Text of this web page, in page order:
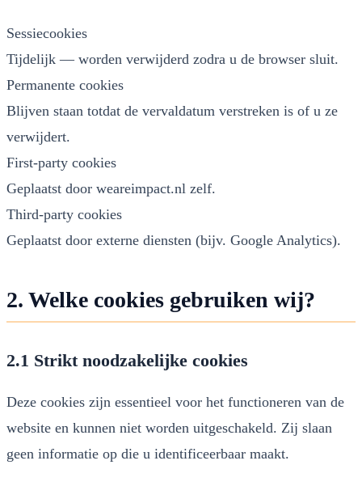
Sessiecookies
Tijdelijk — worden verwijderd zodra u de browser sluit.
Permanente cookies
Blijven staan totdat de vervaldatum verstreken is of u ze
verwijdert.
First-party cookies
Geplaatst door weareimpact.nl zelf.
Third-party cookies
Geplaatst door externe diensten (bijv. Google Analytics).
2. Welke cookies gebruiken wij?
2.1 Strikt noodzakelijke cookies
Deze cookies zijn essentieel voor het functioneren van de
website en kunnen niet worden uitgeschakeld. Zij slaan
geen informatie op die u identificeerbaar maakt.